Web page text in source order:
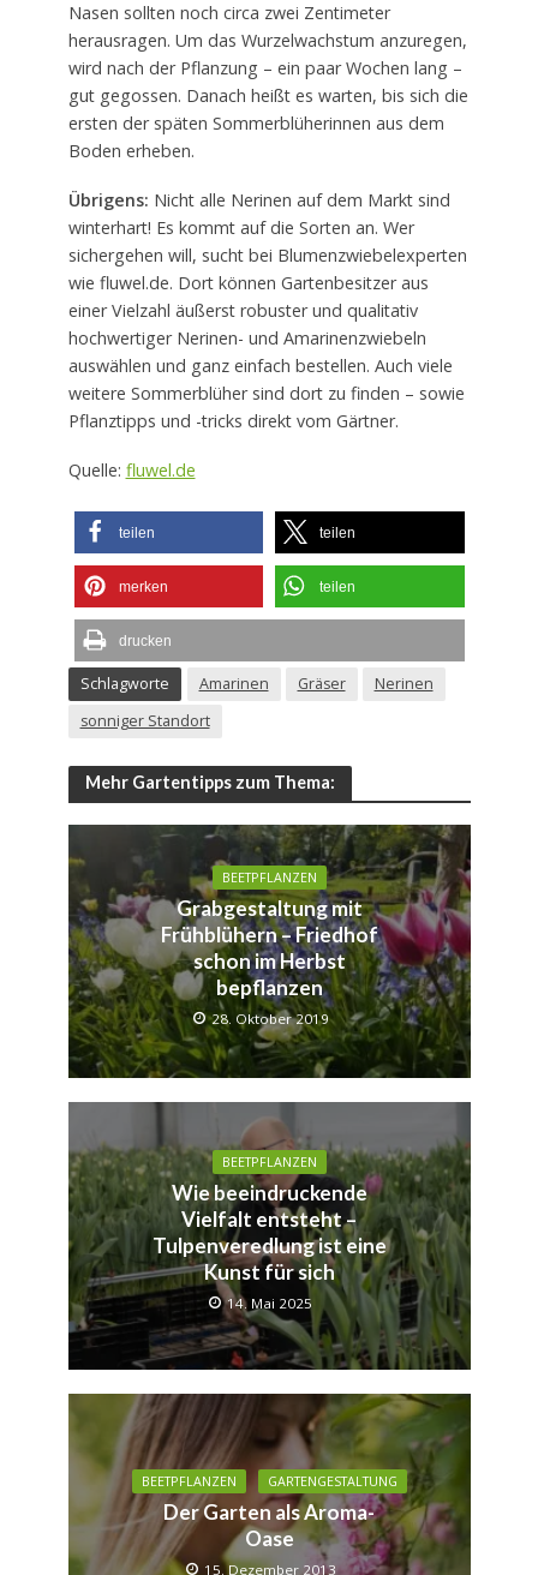
Nasen sollten noch circa zwei Zentimeter
herausragen. Um das Wurzelwachstum anzuregen,
wird nach der Pflanzung – ein paar Wochen lang –
gut gegossen. Danach heißt es warten, bis sich die
ersten der späten Sommerblüherinnen aus dem
Boden erheben.
Übrigens: Nicht alle Nerinen auf dem Markt sind
winterhart! Es kommt auf die Sorten an. Wer
sichergehen will, sucht bei Blumenzwiebelexperten
wie fluwel.de. Dort können Gartenbesitzer aus
einer Vielzahl äußerst robuster und qualitativ
hochwertiger Nerinen- und Amarinenzwiebeln
auswählen und ganz einfach bestellen. Auch viele
weitere Sommerblüher sind dort zu finden – sowie
Pflanztipps und -tricks direkt vom Gärtner.
Quelle: fluwel.de
teilen teilen
merken teilen
drucken
Schlagworte Amarinen Gräser
Nerinen
sonniger Standort
Mehr Gartentipps zum Thema:
BEETPFLANZEN
Grabgestaltung mit
Frühblühern – Friedhof
schon im Herbst
bepflanzen
28. Oktober 2019
BEETPFLANZEN
Wie beeindruckende
Vielfalt entsteht –
Tulpenveredlung ist eine
Kunst für sich
14. Mai 2025
BEETPFLANZEN GARTENGESTALTUNG
Der Garten als Aroma-
Oase
15. Dezember 2013